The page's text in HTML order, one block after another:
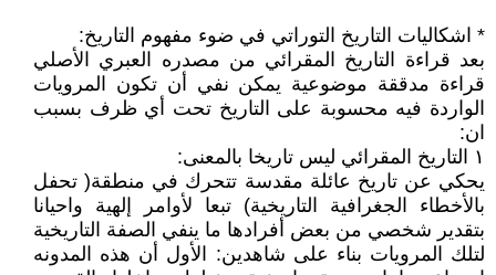
* اشكاليات التاريخ التوراتي في ضوء مفهوم التاريخ:
بعد قراءة التاريخ المقرائي من مصدره العبري الأصلي
قراءة مدققة موضوعية يمكن نفي أن تكون المرويات
الواردة فيه محسوبة على التاريخ تحت أي ظرف بسبب
ان:
١ التاريخ المقرائي ليس تاريخا بالمعنى:
يحكي عن تاريخ عائلة مقدسة تتحرك في منطقة( تحفل
بالأخطاء الجغرافية التاريخية) تبعا لأوامر إلهية واحيانا
بتقدير شخصي من بعض أفرادها ما ينفي الصفة التاريخية
لتلك المرويات بناء على شاهدين: الأول أن هذه المدونه